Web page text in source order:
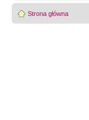
Strona główna